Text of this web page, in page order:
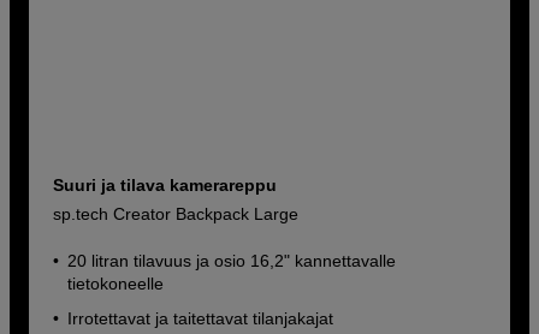
Suuri ja tilava kamerareppu
sp.tech Creator Backpack Large
20 litran tilavuus ja osio 16,2" kannettavalle
tietokoneelle
Irrotettavat ja taitettavat tilanjakajat